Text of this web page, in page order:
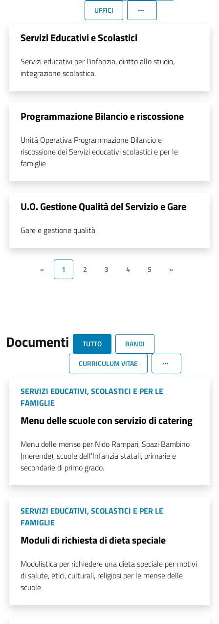
UFFICI
Servizi Educativi e Scolastici
Servizi educativi per l'infanzia, diritto allo studio,
integrazione scolastica.
Programmazione Bilancio e riscossione
Unità Operativa Programmazione Bilancio e
riscossione dei Servizi educativi scolastici e per le
famiglie
U.O. Gestione Qualità del Servizio e Gare
Gare e gestione qualità
« 1 2 3 4 5 »
Documenti TUTTO
BANDI
CURRICULUM VITAE
SERVIZI EDUCATIVI, SCOLASTICI E PER LE
FAMIGLIE
Menu delle scuole con servizio di catering
Menu delle mense per Nido Rampari, Spazi Bambino
(merende), scuole dell'Infanzia statali, primarie e
secondarie di primo grado.
SERVIZI EDUCATIVI, SCOLASTICI E PER LE
FAMIGLIE
Moduli di richiesta di dieta speciale
Modulistica per richiedere una dieta speciale per motivi
di salute, etici, culturali, religiosi per le mense delle
scuole